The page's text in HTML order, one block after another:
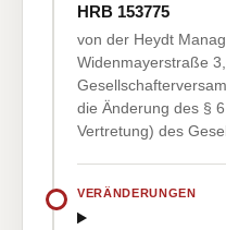
HRB 153775
von der Heydt
Widenmayerstraße
die Änderung des §
Vertretung) des
VERÄNDERUNGEN